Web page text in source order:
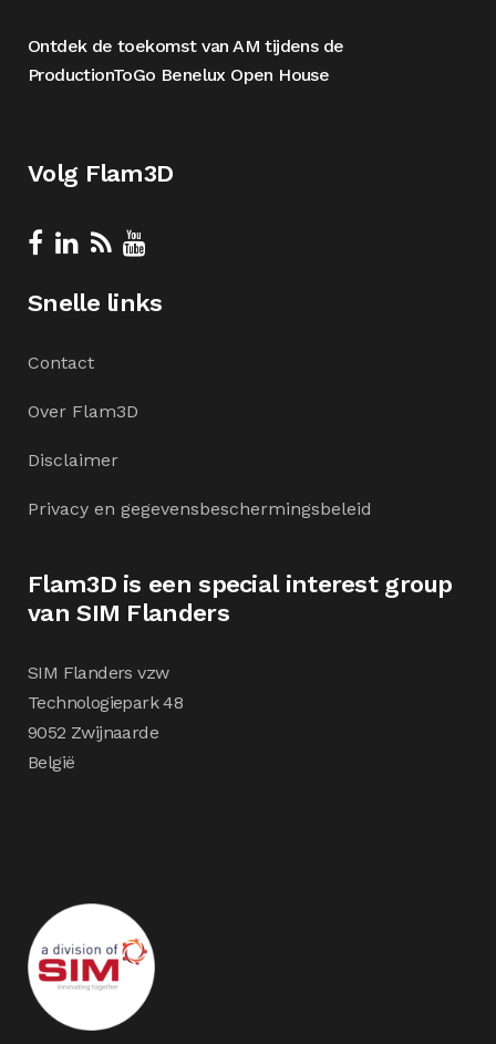
Ontdek de toekomst van AM tijdens de
ProductionToGo Benelux Open House
Volg Flam3D
Snelle links
Contact
Over Flam3D
Disclaimer
Privacy en gegevensbeschermingsbeleid
Flam3D is een special interest group
van SIM Flanders
SIM Flanders vzw
Technologiepark 48
9052 Zwijnaarde
België